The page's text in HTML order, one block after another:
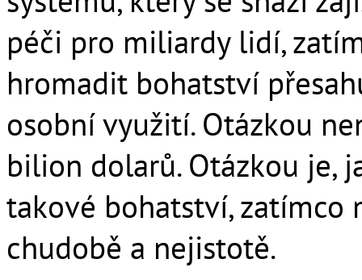
péči pro miliardy lidí,
hromadit bohatství
osobní využití. Otázkou
bilion dolarů. Otázkou je,
takové bohatství, zatímco
chudobě a nejistotě.